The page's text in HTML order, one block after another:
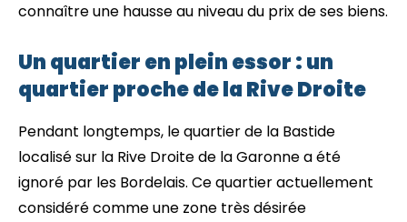
connaître une hausse au niveau du prix de ses biens.
Un quartier en plein essor : un
quartier proche de la Rive Droite
Pendant longtemps, le quartier de la Bastide
localisé sur la Rive Droite de la Garonne a été
ignoré par les Bordelais. Ce quartier actuellement
considéré comme une zone très désirée